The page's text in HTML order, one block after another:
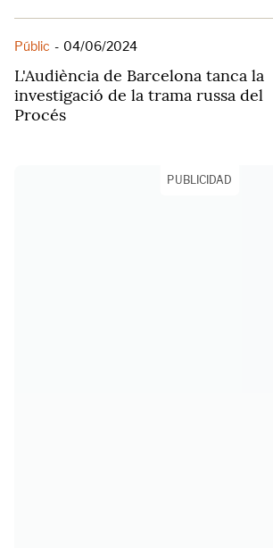
Públic - 04/06/2024
L'Audiència de Barcelona tanca la
investigació de la trama russa del
Procés
PUBLICIDAD